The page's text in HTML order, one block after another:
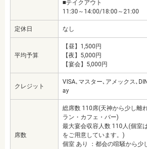
■テイクアウト
11:30～14:00/18:00～21:00
定休日 なし
平均予算
【昼】1,500円
【夜】5,000円
【宴会】5,000円
クレジット
VISA､マスター､アメックス､
ay
席数
総席数 110席(天神から少し離
ラン・カフェ・バー)
最大宴会収容人数 110人(個室
をご用意しています。)
個室 あり ：都会の喧騒から少